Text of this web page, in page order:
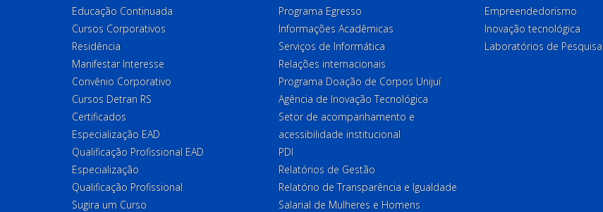
Educação Continuada
Cursos Corporativos
Residência
Manifestar Interesse
Convênio Corporativo
Cursos Detran RS
Certificados
Especialização EAD
Qualificação Profissional EAD
Especialização
Qualificação Profissional
Sugira um Curso
Programa Egresso
Informações Acadêmicas
Serviços de Informática
Relações internacionais
Programa Doação de Corpos Unijuí
Agência de Inovação Tecnológica
Setor de acompanhamento e
acessibilidade institucional
PDI
Relatórios de Gestão
Relatório de Transparência e Igualdade
Salarial de Mulheres e Homens
Empreendedorismo
Inovação tecnológica
Laboratórios de Pesquisa